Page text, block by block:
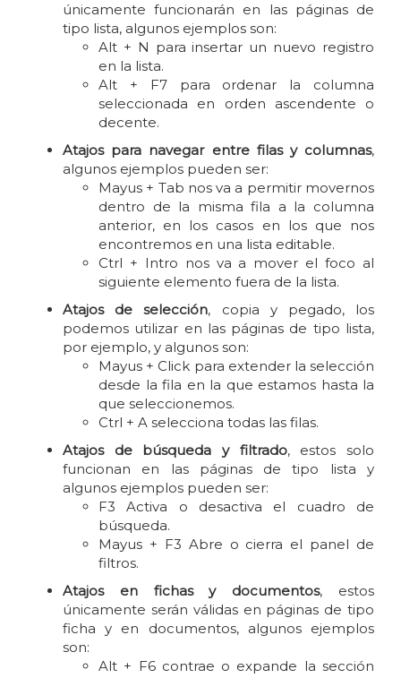
únicamente funcionarán en las páginas de
tipo lista, algunos ejemplos son:
Alt + N para insertar un nuevo registro
en la lista.
Alt + F7 para ordenar la columna
seleccionada en orden ascendente o
decente.
Atajos para navegar entre filas y columnas,
algunos ejemplos pueden ser:
Mayus + Tab nos va a permitir movernos
dentro de la misma fila a la columna
anterior, en los casos en los que nos
encontremos en una lista editable.
Ctrl + Intro nos va a mover el foco al
siguiente elemento fuera de la lista.
Atajos de selección, copia y pegado, los
podemos utilizar en las páginas de tipo lista,
por ejemplo, y algunos son:
Mayus + Click para extender la selección
desde la fila en la que estamos hasta la
que seleccionemos.
Ctrl + A selecciona todas las filas.
Atajos de búsqueda y filtrado, estos solo
funcionan en las páginas de tipo lista y
algunos ejemplos pueden ser:
F3 Activa o desactiva el cuadro de
búsqueda.
Mayus + F3 Abre o cierra el panel de
filtros.
Atajos en fichas y documentos, estos
únicamente serán válidas en páginas de tipo
ficha y en documentos, algunos ejemplos
son:
Alt + F6 contrae o expande la sección